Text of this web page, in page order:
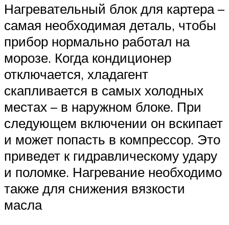
Нагревательный блок для картера –
самая необходимая деталь, чтобы
прибор нормально работал на
морозе. Когда кондиционер
отключается, хладагент
скапливается в самых холодных
местах – в наружном блоке. При
следующем включении он вскипает
и может попасть в компрессор. Это
приведет к гидравлическому удару
и поломке. Нагревание необходимо
также для снижения вязкости
масла